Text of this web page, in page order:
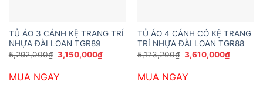
TỦ ÁO 3 CÁNH KỆ TRANG TRÍ
NHỰA ĐÀI LOAN TGR89
5,292,000₫ Giá
gốc
5,292,000₫.
3,150,000₫Giá
hiện
MUA NGAY
TỦ ÁO 4 CÁNH CÓ KỆ TRANG
TRÍ NHỰA ĐÀI LOAN TGR88
5,173,200₫ Giá
gốc
5,173,200₫.
3,610,000₫Giá
hiện
MUA NGAY